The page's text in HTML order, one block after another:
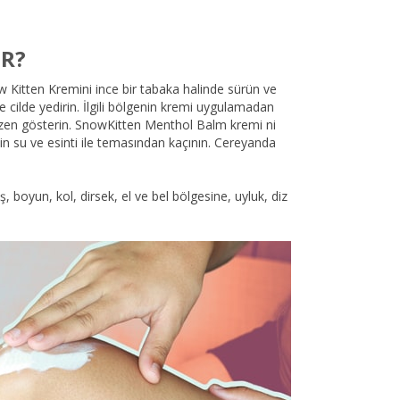
Kitten Kremini ince bir tabaka halinde sürün ve
cilde yedirin. İlgili bölgenin kremi uygulamadan
gösterin. SnowKitten Menthol Balm kremi ni
ve esinti ile temasından kaçının. Cereyanda
boyun, kol, dirsek, el ve bel bölgesine, uyluk, diz